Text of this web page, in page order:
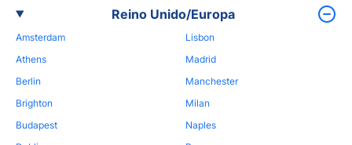
Reino Unido/Europa
Amsterdam
Athens
Berlin
Brighton
Budapest
Lisbon
Madrid
Manchester
Milan
Naples